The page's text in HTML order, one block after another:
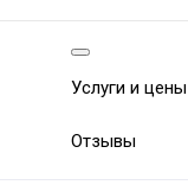
Услуги и цены
Отзывы